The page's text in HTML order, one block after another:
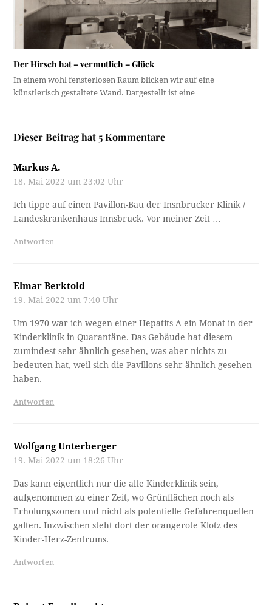
Der Hirsch hat – vermutlich – Glück
In einem wohl fensterlosen Raum blicken wir auf eine
künstlerisch gestaltete Wand. Dargestellt ist eine…
Dieser Beitrag hat 5 Kommentare
Markus A.
18. Mai 2022 um 23:02 Uhr
Ich tippe auf einen Pavillon-Bau der Insnbrucker Klinik /
Landeskrankenhaus Innsbruck. Vor meiner Zeit …
Antworten
Elmar Berktold
19. Mai 2022 um 7:40 Uhr
Um 1970 war ich wegen einer Hepatits A ein Monat in der
Kinderklinik in Quarantäne. Das Gebäude hat diesem
zumindest sehr ähnlich gesehen, was aber nichts zu
bedeuten hat, weil sich die Pavillons sehr ähnlich gesehen
haben.
Antworten
Wolfgang Unterberger
19. Mai 2022 um 18:26 Uhr
Das kann eigentlich nur die alte Kinderklinik sein,
aufgenommen zu einer Zeit, wo Grünflächen noch als
Erholungszonen und nicht als potentielle Gefahrenquellen
galten. Inzwischen steht dort der orangerote Klotz des
Kinder-Herz-Zentrums.
Antworten